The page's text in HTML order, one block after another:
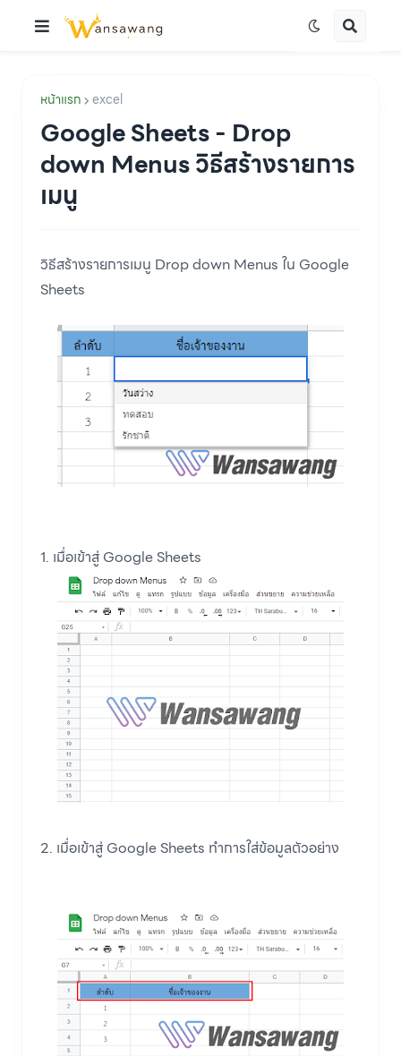
หน้าแรก excel
Google Sheets - Drop
down Menus วิธีสร้างรายการ
เมนู
วิธีสร้างรายการเมนู Drop down Menus ใน Google
Sheets
1. เมื่อเข้าสู่ Google Sheets
2. เมื่อเข้าสู่ Google Sheets ทำการใส่ข้อมูลตัวอย่าง